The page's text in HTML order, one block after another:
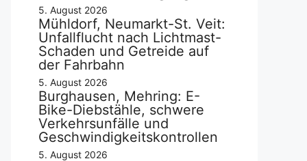
5. August 2026
Mühldorf, Neumarkt-St. Veit:
Unfallflucht nach Lichtmast-
Schaden und Getreide auf
der Fahrbahn
5. August 2026
Burghausen, Mehring: E-
Bike-Diebstähle, schwere
Verkehrsunfälle und
Geschwindigkeitskontrollen
5. August 2026